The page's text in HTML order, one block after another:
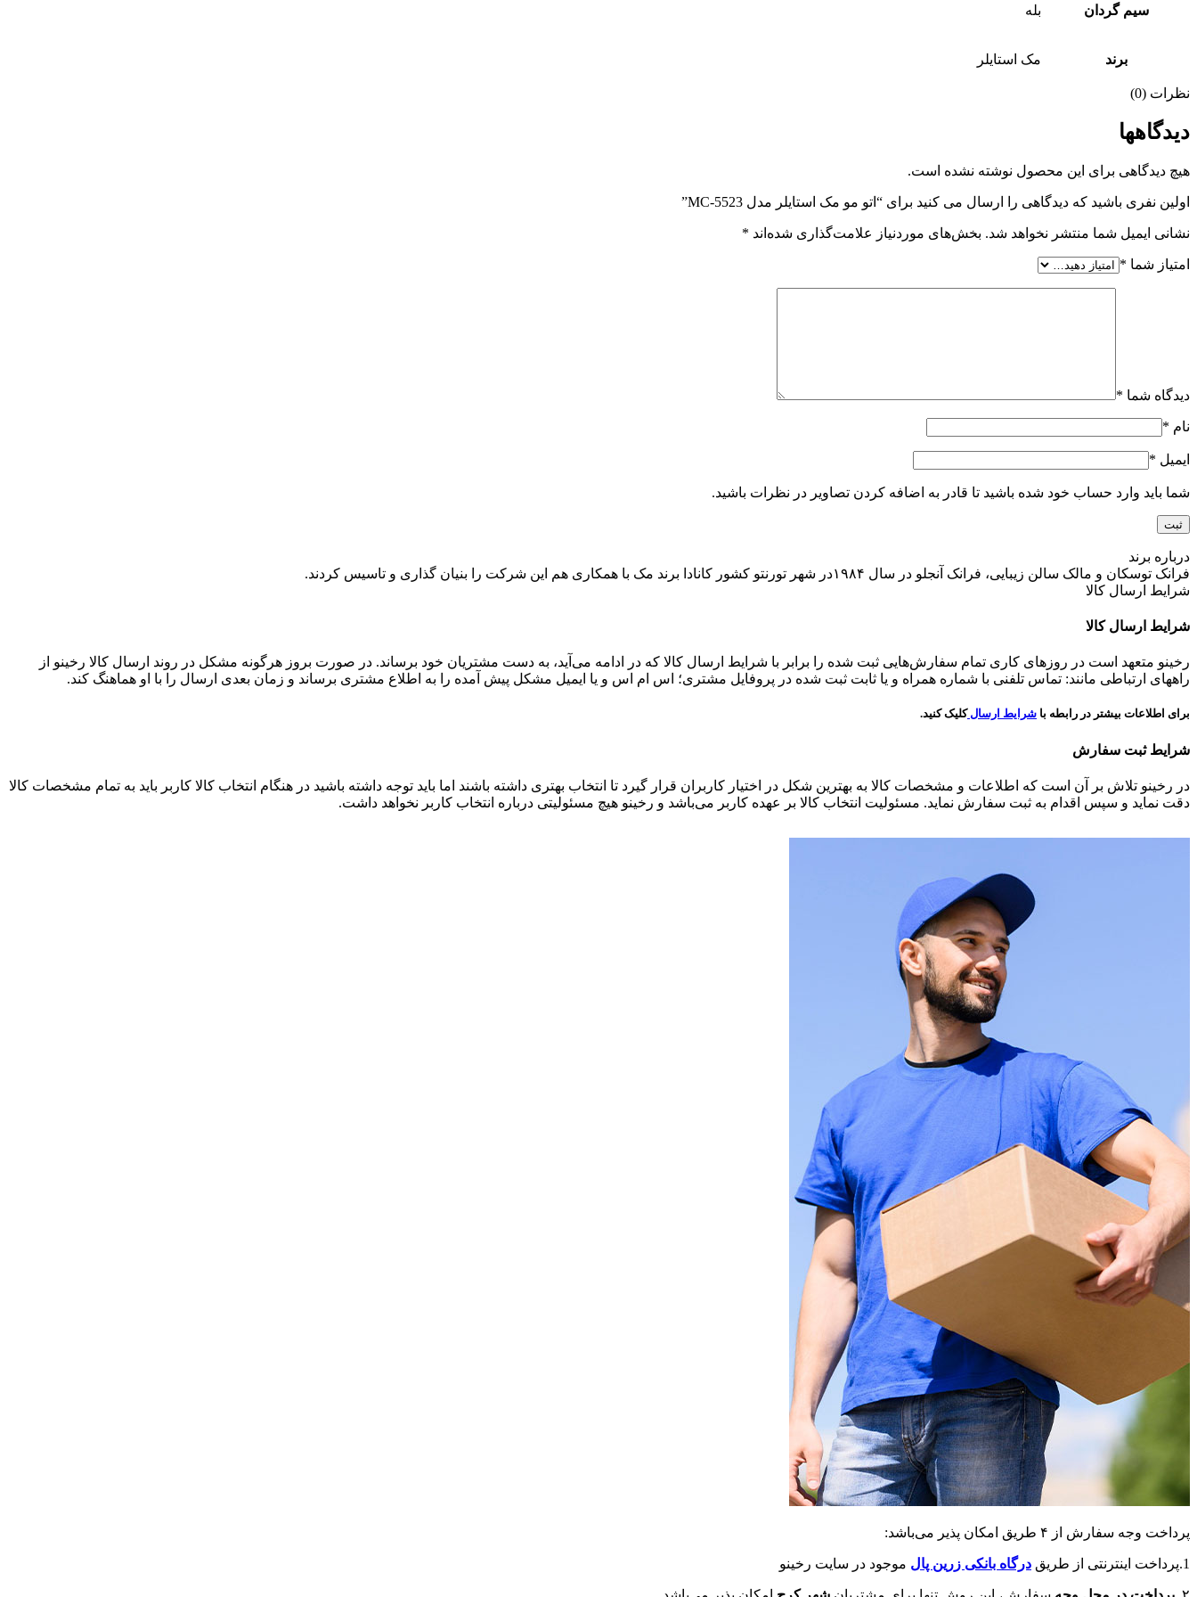
سیم گردان بله
برند مک استایلر
نظرات (0)
دیدگاهها
هیچ دیدگاهی برای این محصول نوشته نشده است.
اولین نفری باشید که دیدگاهی را ارسال می کنید برای “اتو مو مک استایلر مدل MC-5523”
نشانی ایمیل شما منتشر نخواهد شد. بخش‌های موردنیاز علامت‌گذاری شده‌اند *
امتیاز شما *
دیدگاه شما *
نام *
ایمیل *
شما باید وارد حساب خود شده باشید تا قادر به اضافه کردن تصاویر در نظرات باشید.
درباره برند
فرانک توسکان و مالک سالن زیبایی، فرانک آنجلو در سال ۱۹۸۴در شهر تورنتو کشور کانادا برند مک با همکاری هم این شرکت را بنیان گذاری و تاسیس کردند.
شرایط ارسال کالا
شرایط ارسال کالا
رخینو متعهد است در روزهای کاری تمام سفارش‌هایی ثبت شده را برابر با شرایط ارسال کالا که در ادامه می‌آید، به دست مشتریان خود برساند. در صورت بروز هرگونه مشکل در روند ارسال کالا رخینو از
راههای ارتباطی مانند: تماس تلفنی با شماره همراه و یا ثابت ثبت شده در پروفایل مشتری؛ اس ام اس و یا ایمیل مشکل پیش آمده را به اطلاع مشتری برساند و زمان بعدی ارسال را با او هماهنگ کند.
برای اطلاعات بیشتر در رابطه با شرایط ارسال کلیک کنید.
شرایط ثبت سفارش
در رخینو تلاش بر آن است که اطلاعات و مشخصات کالا به بهترین شکل در اختیار کاربران قرار گیرد تا انتخاب بهتری داشته باشند اما باید توجه داشته باشید در هنگام انتخاب کالا کاربر باید به تمام مشخصات کالا
دقت نماید و سپس اقدام به ثبت سفارش نماید. مسئولیت انتخاب کالا بر عهده کاربر می‌باشد و رخینو هیچ مسئولیتی درباره انتخاب کاربر نخواهد داشت.
پرداخت وجه سفارش از ۴ طریق امکان پذیر می‌باشد:
1.پرداخت اینترنتی از طریق درگاه‌ بانکی زرین پال موجود در سایت رخینو